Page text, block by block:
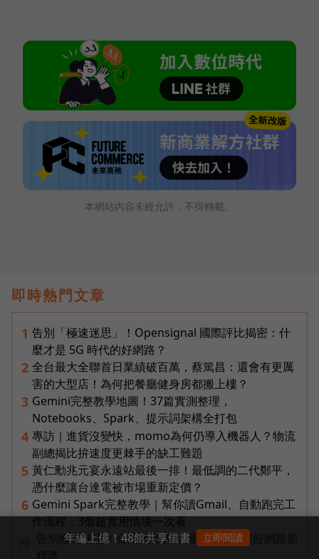
本網站內容未經允許，不得轉載。
即時熱門文章
1 告別「極速迷思」！Opensignal 國際評比揭密：什
麼才是 5G 時代的好網路？
2 全台最大全聯首日業績破百萬，蔡篤昌：還會有更厲
害的大型店！為何把餐廳健身房都搬上樓？
3 Gemini完整教學地圖！37篇實測整理，
Notebooks、Spark、提示詞架構全打包
4 專訪｜進貨沒變快，momo為何仍導入機器人？物流
副總揭比拚速度更棘手的缺工難題
5 黃仁勳兆元宴永遠站最後一排！最低調的二代鄭平，
憑什麼讓台達電被市場重新定價？
6 Gemini Spark完整教學｜幫你讀Gmail、自動跑完工
作流程，3個超實用情境一次看
告別極速迷思！台灣大哥大奪國際雙冠揭密好網路新
年編上億！48館共享借書 立即閱讀